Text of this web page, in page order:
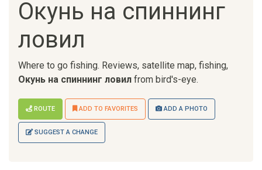
Окунь на спиннинг
ловил
Where to go fishing. Reviews, satellite map, fishing,
Окунь на спиннинг ловил from bird's-eye.
ROUTE ADD TO FAVORITES ADD A PHOTO
SUGGEST A CHANGE